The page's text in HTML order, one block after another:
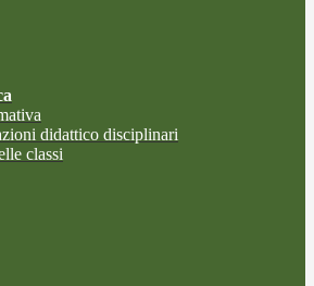
didattico disciplinari
classi